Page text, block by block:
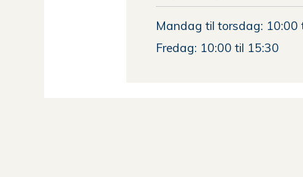
Mandag til torsdag: 10:00
Fredag: 10:00 til 15:30